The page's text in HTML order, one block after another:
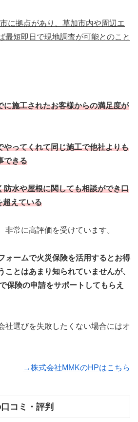
に拠点があり、草加市内や周辺エ
最短即日で現地調査が可能とのこと
に施工されたお客様からの満足度が
やってくれて同じ施工で他社よりも
できる
防水や屋根に関しても相談ができ口
超えている
非常に高評価を受けています。
ォームで火災保険を活用するとお得
ことはあまり知られていませんが、
保険の申請をサポートしてもらえ
社選びを失敗したくない場合にはオ
→株式会社MMKのHPはこちら
コミ・評判